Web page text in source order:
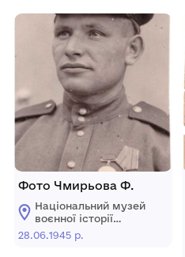
Фото Чмирьова Ф.
Національний музей
воєнної історії
Слобожанщини
28.06.1945 р.